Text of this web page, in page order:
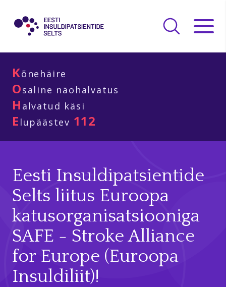
Kõnehäire
Osaline näohalvatus
H alvatud käsi
E lupäästev 112
Eesti Insuldipatsientide
Selts liitus Euroopa
katusorganisatsiooniga
SAFE - Stroke Alliance
for Europe (Euroopa
Insuldiliit)!